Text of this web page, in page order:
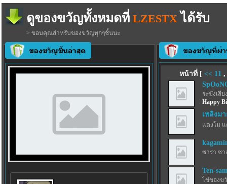
ดูของขวัญทั้งหมดที่ LZESTX ได้รับ
> ขอบคุณสำหรับของขวัญทุกๆชิ้นนะ
หน้าที่ [ << 11 ,
ระฆังเสีย
Happy
เพลิงม
แตงโม
ซาร่า ซา
Ten-
ไข่ของข